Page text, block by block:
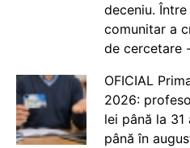
deceniu.
comunitar a
de cercetare
OFICIAL
2026:
lei până la
până în